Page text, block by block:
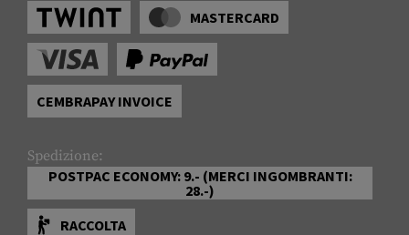
MASTERCARD
CEMBRAPAY INVOICE
Spedizione:
POSTPAC ECONOMY: 9.- (MERCI INGOMBRANTI:
28.-)
RACCOLTA